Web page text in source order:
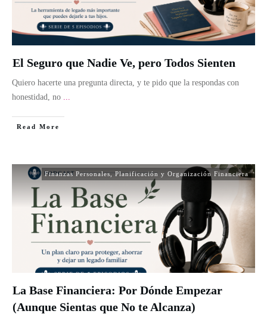
El Seguro que Nadie Ve, pero Todos Sienten
Quiero hacerte una pregunta directa, y te pido que la respondas con
honestidad, no ...
Read More
Finanzas Personales,Planificación y Organización Financiera
La Base Financiera: Por Dónde Empezar
(Aunque Sientas que No te Alcanza)